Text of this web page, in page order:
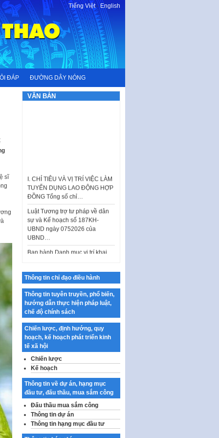
Tiếng Việt-English
ĐÁP ĐƯỜNG DÂY NÓNG
sĩ
VĂN BẢN
Luật Tương trợ tư pháp về dân
sự và Kế hoạch số 187KH-
UBND ngày 0752026 của
UBND…
Ban hành Danh mục vị trí khai
thác quảng cáo trên địa bàn
thành phố Hà Nội
tưởng của Đảng…
Công bố công khai dự toán kinh
phí xây dựng pháp luật, hoàn
thiện thể chế, chính…
Quy định về nghiên cứu, ứng
dụng khoa học, công nghệ, đổi
mới sáng tạo và chuyển…
Quy định chi tiết và hướng dẫn
thi hành một số điều của Luật Lý
lịch tư…
Sửa đổi, bổ sung một số nội
dung tại Nghị quyết số 30/NQ-
CP ngày 24 tháng 02…
Ban hành Chương trình hành
động của Chính phủ thực hiện
Thông tin chỉ đạo điều hành
Thông tin tuyên truyền, phổ biến,
hướng dẫn thực hiện pháp luật,
chế độ chính sách
Chiến lược, định hướng, quy
hoạch, kế hoạch phát triển kinh
tế xã hội
Chiến lược
Kế hoạch
Thông tin về dự án, hạng mục
đầu tư, đấu thầu, mua sắm công
Đấu thầu mua sắm công
Thông tin dự án
Thông tin hạng mục đầu tư